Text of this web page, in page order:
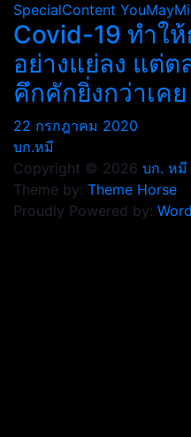
SpecialContent
Covid-19 ทำใ
อย่างแย่ลง แต่ต
คึกคักยิ่งกว่าเคย
22 กรกฎาคม 2020
บก.หมี
Copyright © 2026 บก. หมี
Theme by: Theme Horse
Proudly Powered by: